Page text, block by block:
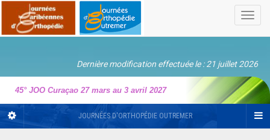
Dernière modification effectuée le : 21 juillet 2026
45° JOO Curaçao 27 mars au 3 avril 2027
JOURNÉES D'ORTHOPÉDIE OUTREMER